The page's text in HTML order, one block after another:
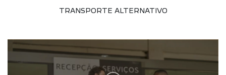
TRANSPORTE ALTERNATIVO